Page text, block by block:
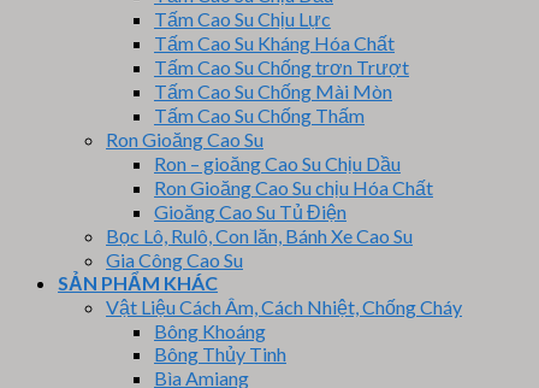
Tấm Cao Su Chịu Lực
Tấm Cao Su Kháng Hóa Chất
Tấm Cao Su Chống trơn Trượt
Tấm Cao Su Chống Mài Mòn
Tấm Cao Su Chống Thấm
Ron Gioăng Cao Su
Ron – gioăng Cao Su Chịu Dầu
Ron Gioăng Cao Su chịu Hóa Chất
Gioăng Cao Su Tủ Điện
Bọc Lô, Rulô, Con lăn, Bánh Xe Cao Su
Gia Công Cao Su
SẢN PHẨM KHÁC
Vật Liệu Cách Âm, Cách Nhiệt, Chống Cháy
Bông Khoáng
Bông Thủy Tinh
Bìa Amiang